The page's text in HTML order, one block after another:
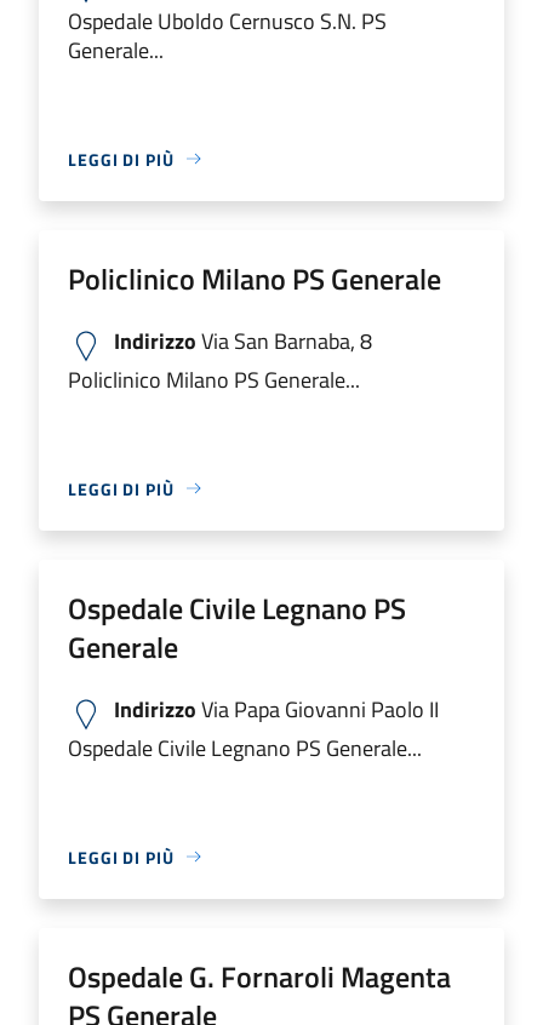
Ospedale Uboldo Cernusco S.N. PS
Generale...
LEGGI DI PIÙ
Policlinico Milano PS Generale
IndirizzoVia San Barnaba, 8
Policlinico Milano PS Generale...
LEGGI DI PIÙ
Ospedale Civile Legnano PS
Generale
IndirizzoVia Papa Giovanni Paolo II
Ospedale Civile Legnano PS Generale...
LEGGI DI PIÙ
Ospedale G. Fornaroli Magenta
PS Generale